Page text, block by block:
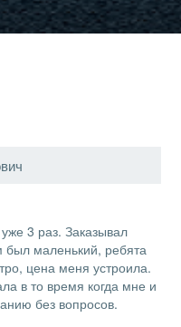
3 раз. Заказывал
был маленький, ребята
цена меня устроила.
в то время когда мне и
без вопросов.